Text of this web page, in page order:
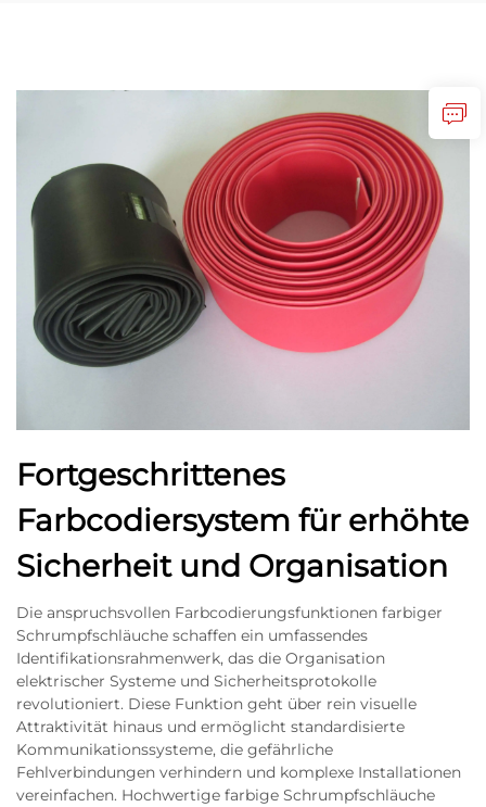
Fortgeschrittenes
Farbcodiersystem für erhöhte
Sicherheit und Organisation
Die anspruchsvollen Farbcodierungsfunktionen farbiger
Schrumpfschläuche schaffen ein umfassendes
Identifikationsrahmenwerk, das die Organisation
elektrischer Systeme und Sicherheitsprotokolle
revolutioniert. Diese Funktion geht über rein visuelle
Attraktivität hinaus und ermöglicht standardisierte
Kommunikationssysteme, die gefährliche
Fehlverbindungen verhindern und komplexe Installationen
vereinfachen. Hochwertige farbige Schrumpfschläuche